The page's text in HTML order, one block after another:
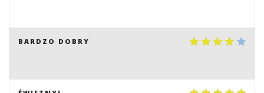
BARDZO DOBRY